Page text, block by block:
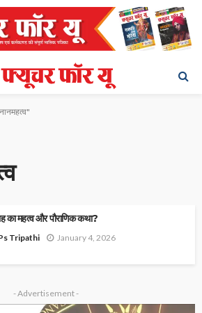
का महत्व और पौराणिक कथा?
Tripathi January 4, 2026
- Advertisement -